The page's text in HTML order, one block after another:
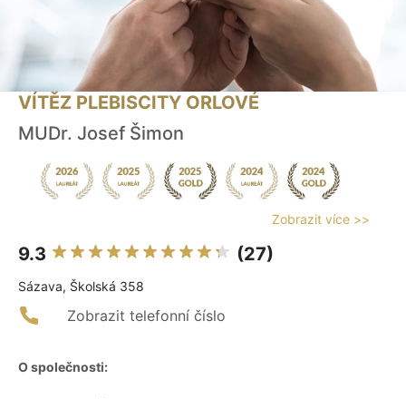
VÍTĚZ PLEBISCITY ORLOVÉ
MUDr. Josef Šimon
Zobrazit více >>
9.3 (27)
Sázava, Školská 358
Zobrazit telefonní číslo
O společnosti: